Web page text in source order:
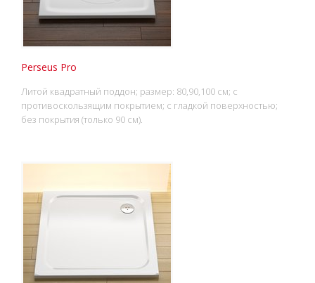
Perseus Pro
Литой квадратный поддон; размер: 80,90,100 см; с
противоскользящим покрытием; с гладкой поверхностью;
без покрытия (только 90 см).